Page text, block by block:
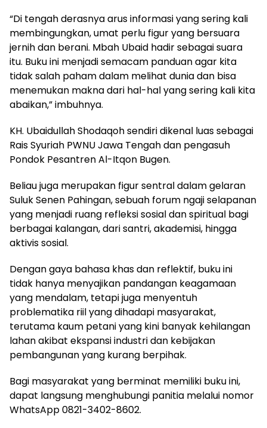
“Di tengah derasnya arus informasi yang sering kali
membingungkan, umat perlu figur yang bersuara
jernih dan berani. Mbah Ubaid hadir sebagai suara
itu. Buku ini menjadi semacam panduan agar kita
tidak salah paham dalam melihat dunia dan bisa
menemukan makna dari hal-hal yang sering kali kita
abaikan,” imbuhnya.
KH. Ubaidullah Shodaqoh sendiri dikenal luas sebagai
Rais Syuriah PWNU Jawa Tengah dan pengasuh
Pondok Pesantren Al-Itqon Bugen.
Beliau juga merupakan figur sentral dalam gelaran
Suluk Senen Pahingan, sebuah forum ngaji selapanan
yang menjadi ruang refleksi sosial dan spiritual bagi
berbagai kalangan, dari santri, akademisi, hingga
aktivis sosial.
Dengan gaya bahasa khas dan reflektif, buku ini
tidak hanya menyajikan pandangan keagamaan
yang mendalam, tetapi juga menyentuh
problematika riil yang dihadapi masyarakat,
terutama kaum petani yang kini banyak kehilangan
lahan akibat ekspansi industri dan kebijakan
pembangunan yang kurang berpihak.
Bagi masyarakat yang berminat memiliki buku ini,
dapat langsung menghubungi panitia melalui nomor
WhatsApp 0821-3402-8602.